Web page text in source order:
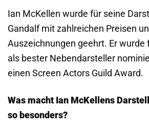
Ian McKellen wurde für seine
Gandalf mit zahlreichen Preisen
Auszeichnungen geehrt. Er wurde
als bester Nebendarsteller
einen Screen Actors Guild Award.
Was macht Ian McKellens
so besonders?